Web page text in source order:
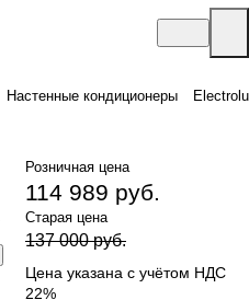
Настенные кондиционеры
Розничная цена
114 989 руб.
Старая цена
137 000 руб.
Цена указана с учётом НДС
22%